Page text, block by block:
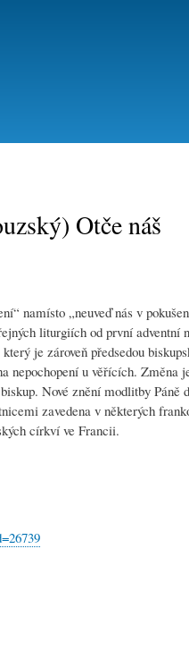
Otče náš
namísto „neuveď nás v
liturgiích od první
je zároveň předsedou
nepochopení u věřících.
Nové znění modlitby
zavedena v některých
církví ve Francii.